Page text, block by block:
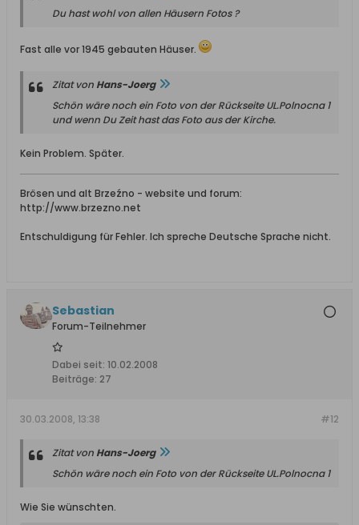
Du hast wohl von allen Häusern Fotos ?
Fast alle vor 1945 gebauten Häuser.
Zitat von Hans-Joerg
Schön wäre noch ein Foto von der Rückseite UL.Polnocna 1
und wenn Du Zeit hast das Foto aus der Kirche.
Kein Problem. Später.
Brösen und alt Brzeźno - website und forum:
http://www.brzezno.net
Entschuldigung für Fehler. Ich spreche Deutsche Sprache nicht.
Sebastian
Forum-Teilnehmer
Dabei seit: 10.02.2008
Beiträge: 27
#12
30.03.2008, 13:38
Zitat von Hans-Joerg
Schön wäre noch ein Foto von der Rückseite UL.Polnocna 1
Wie Sie wünschten.